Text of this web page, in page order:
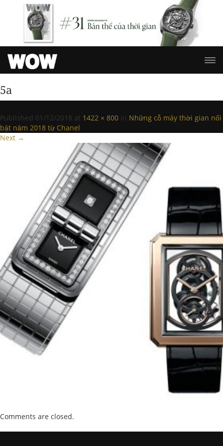
5a
Published 01/12/2018 at 1422 × 800 in Những cỗ máy thời gian nổi
bật năm 2018 từ Chanel.
Next →
Comments are closed.